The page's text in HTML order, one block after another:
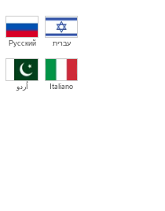
Русский עברית
اُردو Italiano